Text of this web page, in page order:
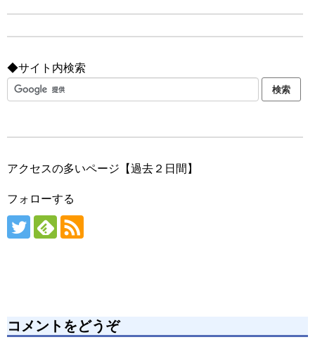
◆サイト内検索
アクセスの多いページ【過去２日間】
フォローする
コメントをどうぞ